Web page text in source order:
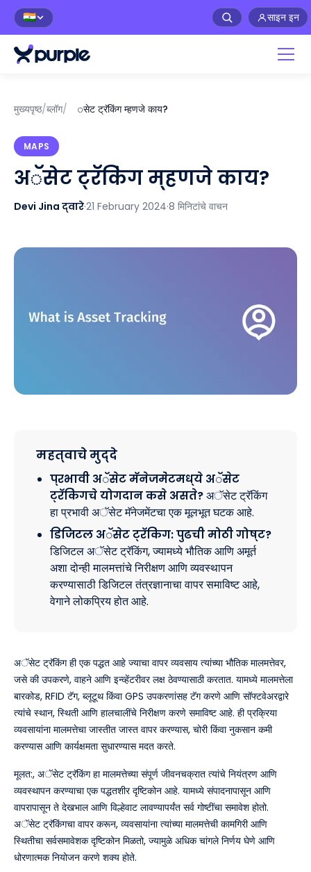
🇮🇳 साइन इन
मुख्यपृष्ठ/ब्लॉग/ अॅसेट ट्रॅकिंग म्हणजे काय?
MAPS
अॅसेट ट्रॅकिंग म्हणजे काय?
Devi Jina द्वारे·21 February 2024·8 मिनिटांचे वाचन
महत्वाचे मुद्दे
प्रभावी अॅसेट मॅनेजमेंटमध्ये अॅसेट
ट्रॅकिंगचे योगदान कसे असते?अॅसेट ट्रॅकिंग
हा प्रभावी अॅसेट मॅनेजमेंटचा एक मूलभूत घटक आहे.
डिजिटल अॅसेट ट्रॅकिंग: पुढची मोठी गोष्ट?
डिजिटल अॅसेट ट्रॅकिंग, ज्यामध्ये भौतिक आणि अमूर्त
अशा दोन्ही मालमत्तांचे निरीक्षण आणि व्यवस्थापन
करण्यासाठी डिजिटल तंत्रज्ञानाचा वापर समाविष्ट आहे,
वेगाने लोकप्रिय होत आहे.
अॅसेट ट्रॅकिंग ही एक पद्धत आहे ज्याचा वापर व्यवसाय त्यांच्या भौतिक मालमत्तेवर,
जसे की उपकरणे, वाहने आणि इन्व्हेंटरीवर लक्ष ठेवण्यासाठी करतात. यामध्ये मालमत्तेला
बारकोड, RFID टॅग, ब्लूटूथ किंवा GPS उपकरणांसह टॅग करणे आणि सॉफ्टवेअरद्वारे
त्यांचे स्थान, स्थिती आणि हालचालींचे निरीक्षण करणे समाविष्ट आहे. ही प्रक्रिया
व्यवसायांना मालमत्तेचा जास्तीत जास्त वापर करण्यास, चोरी किंवा नुकसान कमी
करण्यास आणि कार्यक्षमता सुधारण्यास मदत करते.
मूलत:, अॅसेट ट्रॅकिंग हा मालमत्तेच्या संपूर्ण जीवनचक्रात त्यांचे नियंत्रण आणि
व्यवस्थापन करण्याचा एक पद्धतशीर दृष्टिकोन आहे. यामध्ये संपादनापासून आणि
वापरापासून ते देखभाल आणि विल्हेवाट लावण्यापर्यंत सर्व गोष्टींचा समावेश होतो.
अॅसेट ट्रॅकिंगचा वापर करून, व्यवसायांना त्यांच्या मालमत्तेची कामगिरी आणि
स्थितीचा सर्वसमावेशक दृष्टिकोन मिळतो, ज्यामुळे अधिक चांगले निर्णय घेणे आणि
धोरणात्मक नियोजन करणे शक्य होते.